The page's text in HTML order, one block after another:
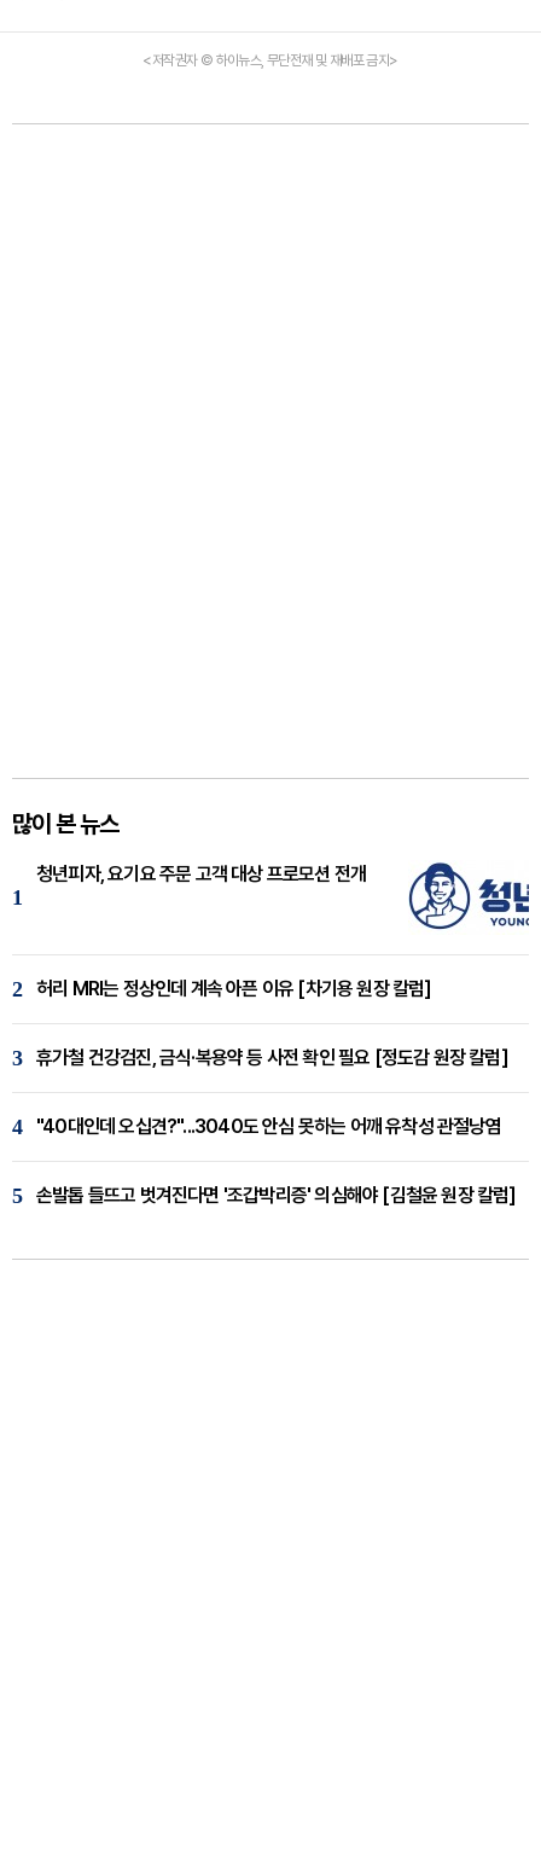
<저작권자 © 하이뉴스, 무단전재 및 재배포 금지>
많이 본 뉴스
1
청년피자, 요기요 주문 고객 대상 프로모션 전개
2 허리 MRI는 정상인데 계속 아픈 이유 [차기용 원장 칼럼]
3 휴가철 건강검진, 금식·복용약 등 사전 확인 필요 [정도감 원장 칼럼]
4 "40대인데 오십견?"...3040도 안심 못하는 어깨 유착성 관절낭염
5 손발톱 들뜨고 벗겨진다면 '조갑박리증' 의심해야 [김철윤 원장 칼럼]